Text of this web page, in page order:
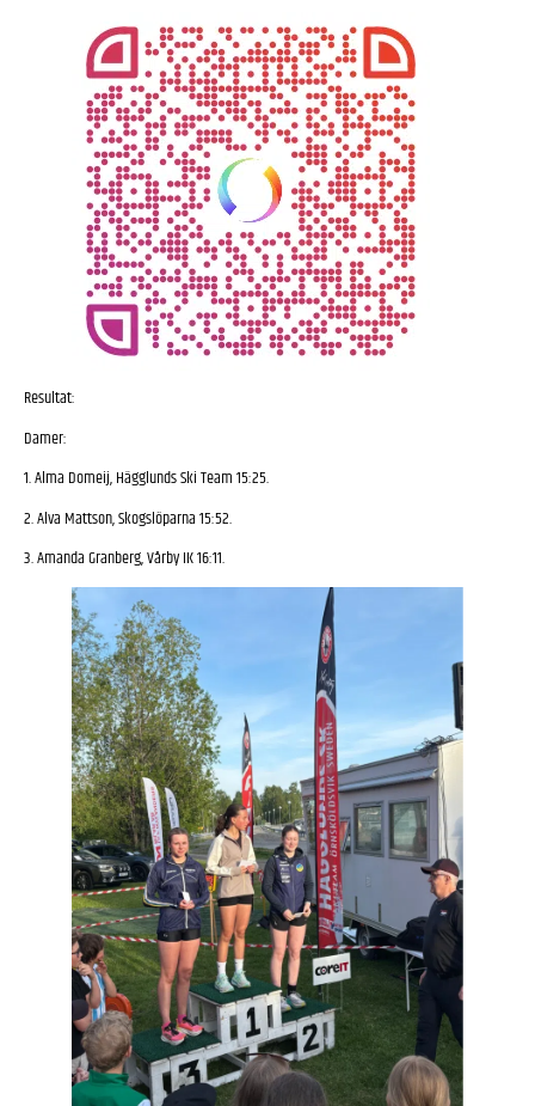
Resultat:
Damer:
1. Alma Domeij, Hägglunds Ski Team 15:25.
2. Alva Mattson, Skogslöparna 15:52.
3. Amanda Granberg, Vårby IK 16:11.